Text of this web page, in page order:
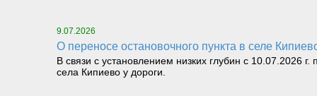
9.07.2026
О переносе остановочного пункта в селе
В связи с установлением низких глубин с 10.07.2026
села Кипиево у дороги.